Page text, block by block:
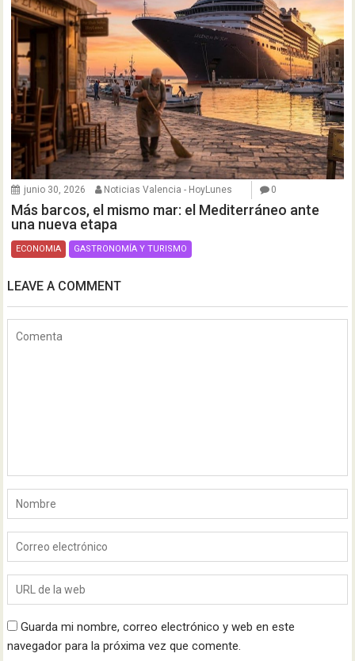
junio 30, 2026 Noticias Valencia - HoyLunes 0
Más barcos, el mismo mar: el Mediterráneo ante
una nueva etapa
ECONOMIA GASTRONOMÍA Y TURISMO
LEAVE A COMMENT
Guarda mi nombre, correo electrónico y web en este
navegador para la próxima vez que comente.